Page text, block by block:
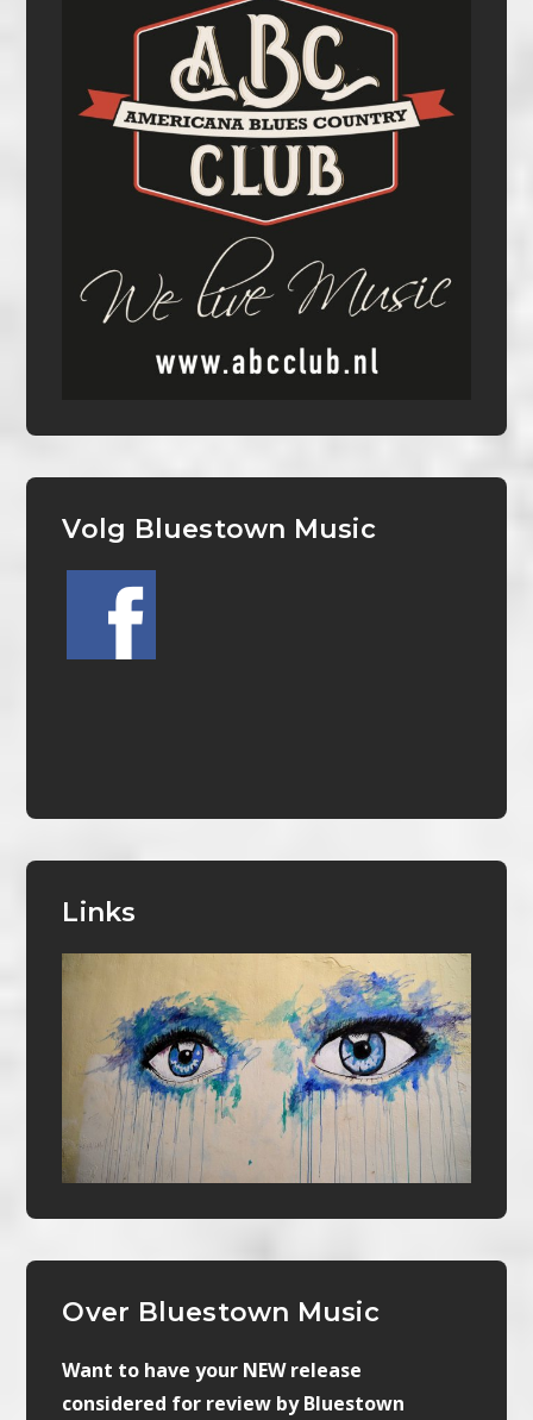
Volg Bluestown Music
Links
Over Bluestown Music
Want to have your NEW release
considered for review by Bluestown